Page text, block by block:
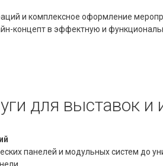
и комплексное оформление
концепт в эффектную и
для выставок и
панелей и модульных систем